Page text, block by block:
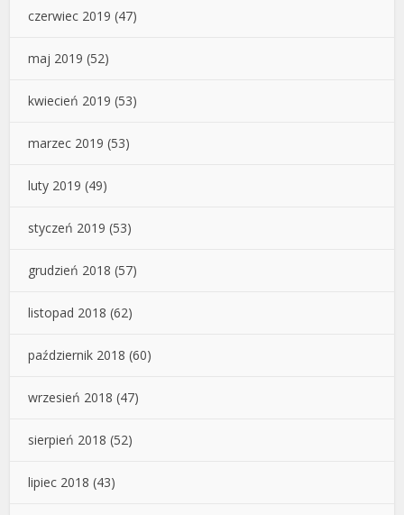
czerwiec 2019 (47)
maj 2019 (52)
kwiecień 2019 (53)
marzec 2019 (53)
luty 2019 (49)
styczeń 2019 (53)
grudzień 2018 (57)
listopad 2018 (62)
październik 2018 (60)
wrzesień 2018 (47)
sierpień 2018 (52)
lipiec 2018 (43)